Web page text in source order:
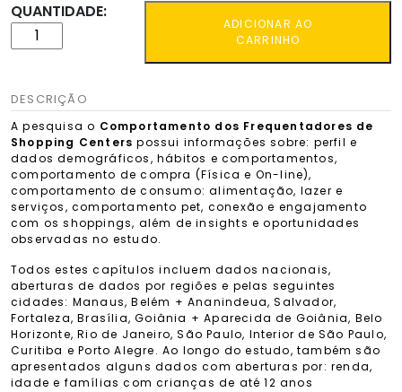
QUANTIDADE:
ADICIONAR AO
CARRINHO
DESCRIÇÃO
A pesquisa o Comportamento dos Frequentadores de
Shopping Centers possui informações sobre: perfil e
dados demográficos, hábitos e comportamentos,
comportamento de compra (Física e On-line),
comportamento de consumo: alimentação, lazer e
serviços, comportamento pet, conexão e engajamento
com os shoppings, além de insights e oportunidades
observadas no estudo.
Todos estes capítulos incluem dados nacionais,
aberturas de dados por regiões e pelas seguintes
cidades: Manaus, Belém + Ananindeua, Salvador,
Fortaleza, Brasília, Goiânia + Aparecida de Goiânia, Belo
Horizonte, Rio de Janeiro, São Paulo, Interior de São Paulo,
Curitiba e Porto Alegre. Ao longo do estudo, também são
apresentados alguns dados com aberturas por: renda,
idade e famílias com crianças de até 12 anos